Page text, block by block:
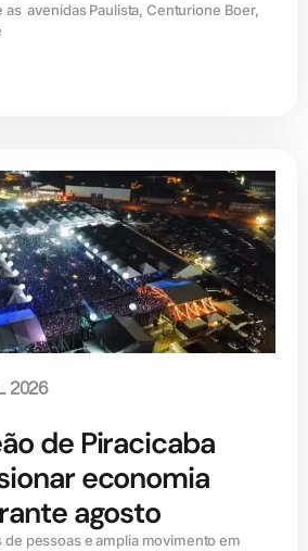
avenidas Paulista, Centurione Boer,
2026
de Piracicaba
economia
agosto
pessoas e amplia movimento em